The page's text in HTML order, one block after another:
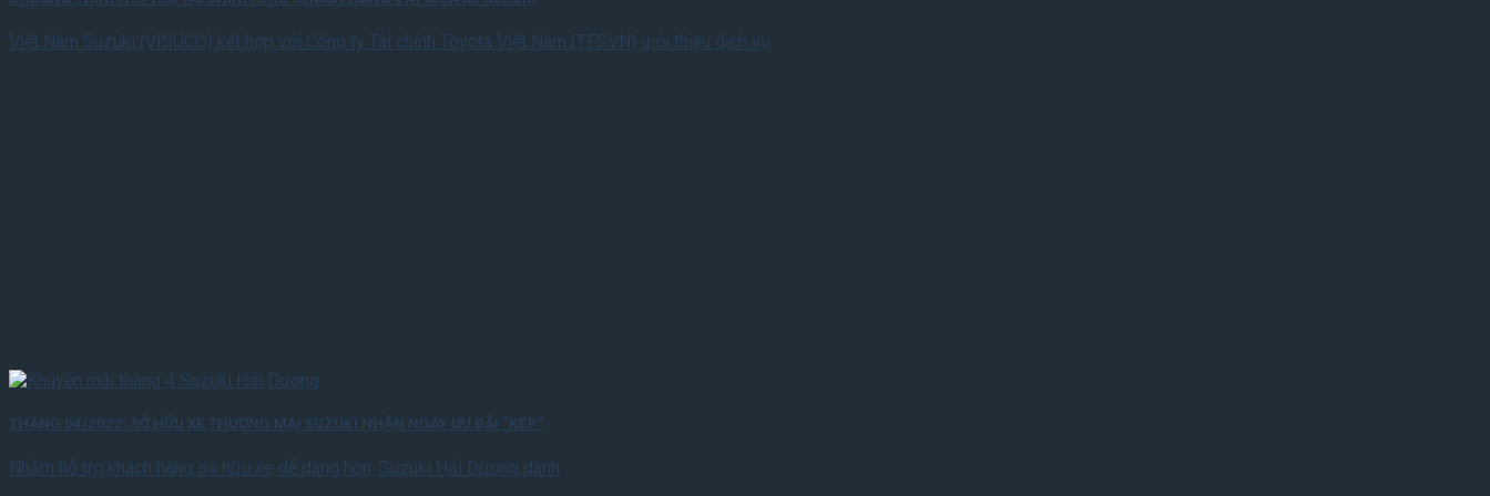
Việt Nam Suzuki (VISUCO) kết hợp với Công ty Tài chính Toyota Việt Nam (TFSVN) giới thiệu dịch vụ
THÁNG 04/2022: SỞ HỮU XE THƯƠNG MẠI SUZUKI NHẬN NGAY ƯU ĐÃI “KÉP”
Nhằm hỗ trợ khách hàng sở hữu xe dễ dàng hơn, Suzuki Hải Dương dành